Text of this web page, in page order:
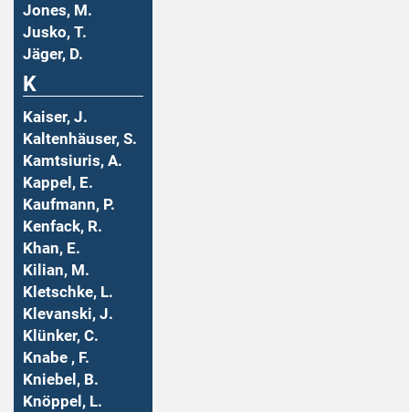
Jones, M.
Jusko, T.
Jäger, D.
K
Kaiser, J.
Kaltenhäuser, S.
Kamtsiuris, A.
Kappel, E.
Kaufmann, P.
Kenfack, R.
Khan, E.
Kilian, M.
Kletschke, L.
Klevanski, J.
Klünker, C.
Knabe , F.
Kniebel, B.
Knöppel, L.